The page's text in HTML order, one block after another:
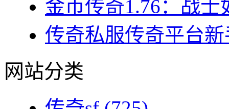
金币传奇1.76：战
传奇私服传奇平台
网站分类